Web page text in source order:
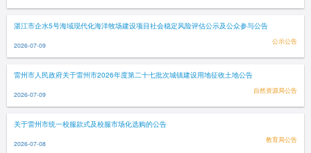
湛江市企水5号海域现代化海洋牧场建设项目社会稳定风险评估公示及公众参与公告
2026-07-09 公示公告
雷州市人民政府关于雷州市2026年度第二十七批次城镇建设用地征收土地公告
2026-07-09 自然资源局公告
关于雷州市统一校服款式及校服市场化选购的公告
2026-07-08 教育局公告